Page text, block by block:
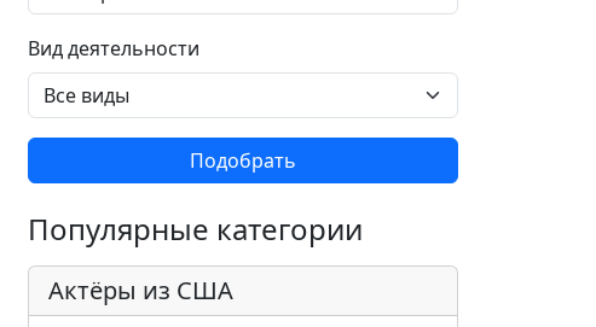
Вид деятельности
Подобрать
Популярные категории
Актёры из США